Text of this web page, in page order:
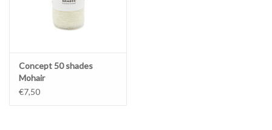
Concept 50 shades
Mohair
€7,50